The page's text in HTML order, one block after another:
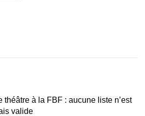
théâtre à la FBF : aucune liste n’est
valide